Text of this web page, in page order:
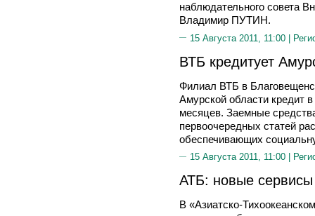
наблюдательного совета
Владимир ПУТИН.
15 Августа 2011, 11:00 |
ВТБ кредитует
Филиал ВТБ в
Амурской области кредит
месяцев. Заемные
первоочередных статей
обеспечивающих
15 Августа 2011, 11:00 |
АТБ: новые
В «Азиатско-